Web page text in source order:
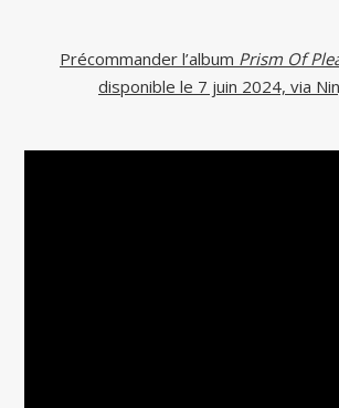
Précommander l’album Prism Of
disponible le 7 juin 2024, via